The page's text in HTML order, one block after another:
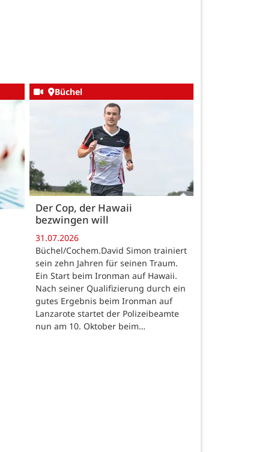
Büchel
Der Cop, der Hawaii
bezwingen will
31.07.2026
Büchel/Cochem.David Simon trainiert
sein zehn Jahren für seinen Traum.
Ein Start beim Ironman auf Hawaii.
Nach seiner Qualifizierung durch ein
gutes Ergebnis beim Ironman auf
Lanzarote startet der Polizeibeamte
nun am 10. Oktober beim…